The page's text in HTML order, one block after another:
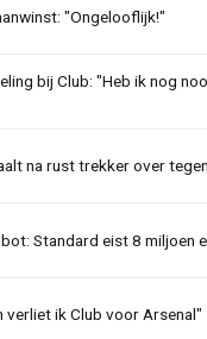
"Ongelooflijk!"
bij Club: "Heb ik nog
na rust trekker over
Standard eist 8 miljoen
verliet ik Club voor Arsenal"